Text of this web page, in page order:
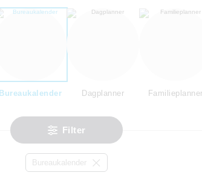
Bureaukalender Dagplanner Familieplanner
Filter
Bureaukalender